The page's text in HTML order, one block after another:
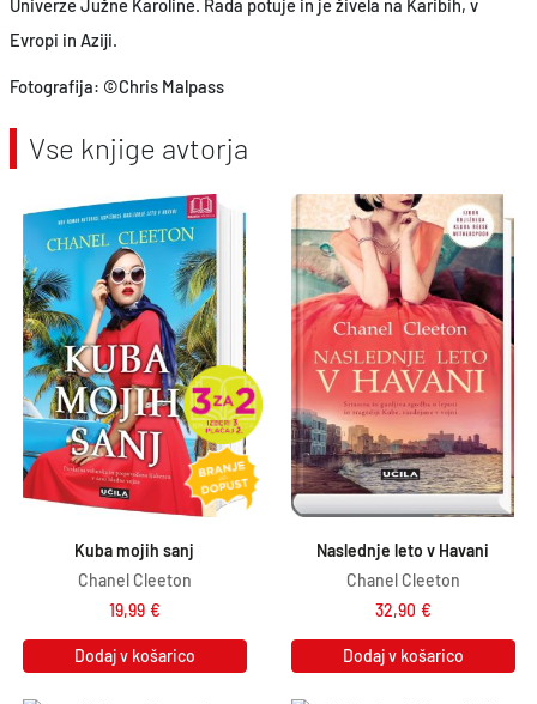
Univerze Južne Karoline. Rada potuje in je živela na Karibih, v
Evropi in Aziji.
Fotografija: ©Chris Malpass
Vse knjige avtorja
Kuba mojih sanj
Chanel Cleeton
19,99 €
Dodaj v košarico
Naslednje leto v Havani
Chanel Cleeton
32,90 €
Dodaj v košarico